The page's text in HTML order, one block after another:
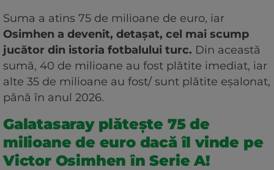
Suma a atins 75 de milioane de euro, iar
Osimhen a devenit, detașat, cel mai scump
jucător din istoria fotbalului turc. Din această
sumă, 40 de milioane au fost plătite imediat, iar
alte 35 de milioane au fost/ sunt plătite eşalonat,
până în anul 2026.
Galatasaray plătește 75 de
milioane de euro dacă îl vinde pe
Victor Osimhen în Serie A!